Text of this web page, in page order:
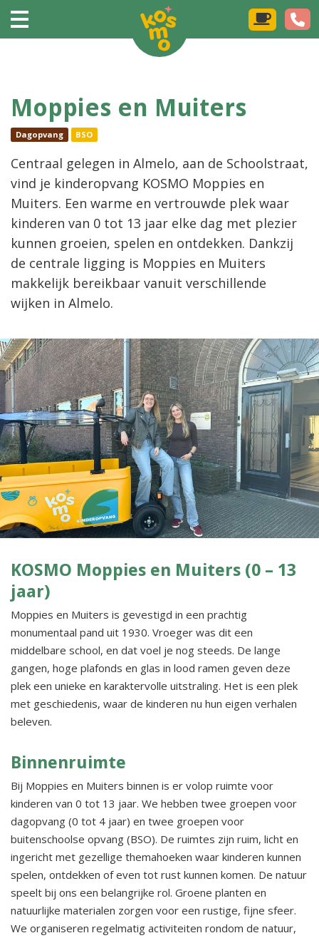
Moppies en Muiters
Dagopvang BSO
Centraal gelegen in Almelo, aan de Schoolstraat,
vind je kinderopvang KOSMO Moppies en
Muiters. Een warme en vertrouwde plek waar
kinderen van 0 tot 13 jaar elke dag met plezier
kunnen groeien, spelen en ontdekken. Dankzij
de centrale ligging is Moppies en Muiters
makkelijk bereikbaar vanuit verschillende
wijken in Almelo.
KOSMO Moppies en Muiters (0 – 13
jaar)
Moppies en Muiters is gevestigd in een prachtig
monumentaal pand uit 1930. Vroeger was dit een
middelbare school, en dat voel je nog steeds. De lange
gangen, hoge plafonds en glas in lood ramen geven deze
plek een unieke en karaktervolle uitstraling. Het is een plek
met geschiedenis, waar de kinderen nu hun eigen verhalen
beleven.
Binnenruimte
Bij Moppies en Muiters binnen is er volop ruimte voor
kinderen van 0 tot 13 jaar. We hebben twee groepen voor
dagopvang (0 tot 4 jaar) en twee groepen voor
buitenschoolse opvang (BSO). De ruimtes zijn ruim, licht en
ingericht met gezellige themahoeken waar kinderen kunnen
spelen, ontdekken of even tot rust kunnen komen. De natuur
speelt bij ons een belangrijke rol. Groene planten en
natuurlijke materialen zorgen voor een rustige, fijne sfeer.
We organiseren regelmatig activiteiten rondom de natuur,